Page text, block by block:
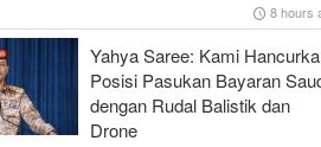
8 hours
Yahya Saree: Kami
Posisi Pasukan Bayaran
dengan Rudal Balistik dan
Drone